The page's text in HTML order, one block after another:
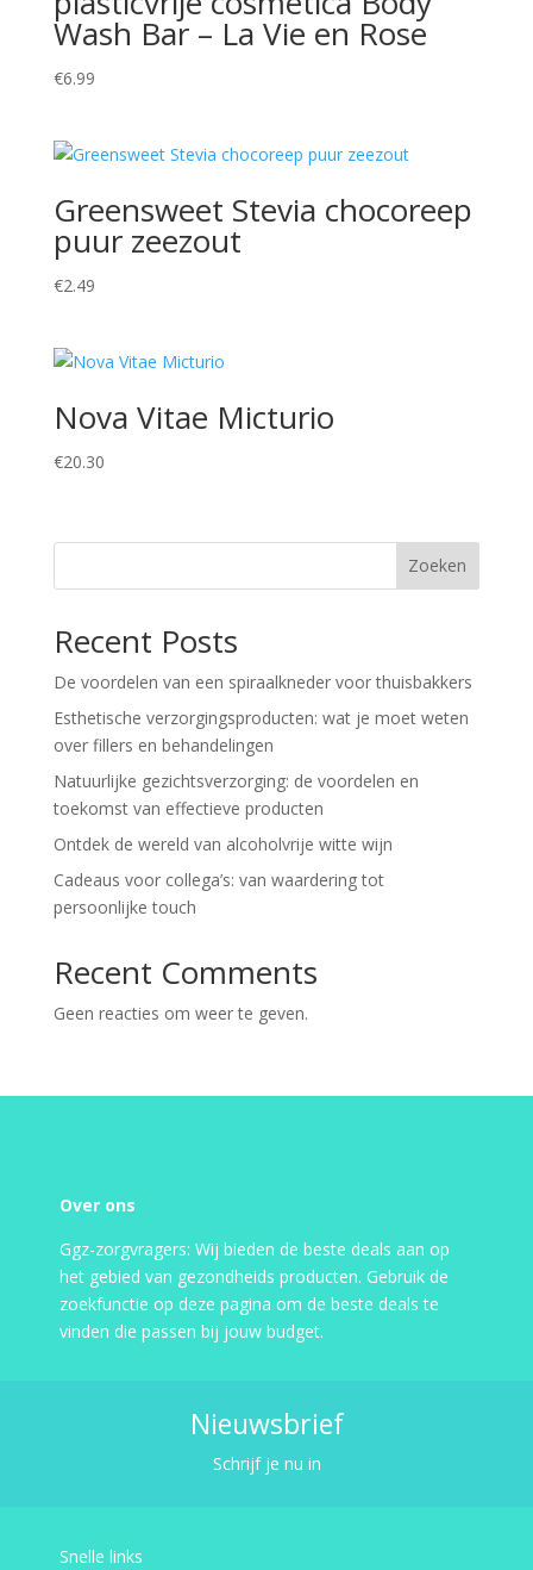
Wash Bar – La Vie en Rose
€6.99
Greensweet Stevia chocoreep
puur zeezout
€2.49
Nova Vitae Micturio
€20.30
Zoeken
Recent Posts
De voordelen van een spiraalkneder voor thuisbakkers
Esthetische verzorgingsproducten: wat je moet weten
over fillers en behandelingen
Natuurlijke gezichtsverzorging: de voordelen en
toekomst van effectieve producten
Ontdek de wereld van alcoholvrije witte wijn
Cadeaus voor collega’s: van waardering tot
persoonlijke touch
Recent Comments
Geen reacties om weer te geven.
Over ons
Ggz-zorgvragers: Wij bieden de beste deals aan op
het gebied van gezondheids producten. Gebruik de
zoekfunctie op deze pagina om de beste deals te
vinden die passen bij jouw budget.
Nieuwsbrief
Schrijf je nu in
Snelle links